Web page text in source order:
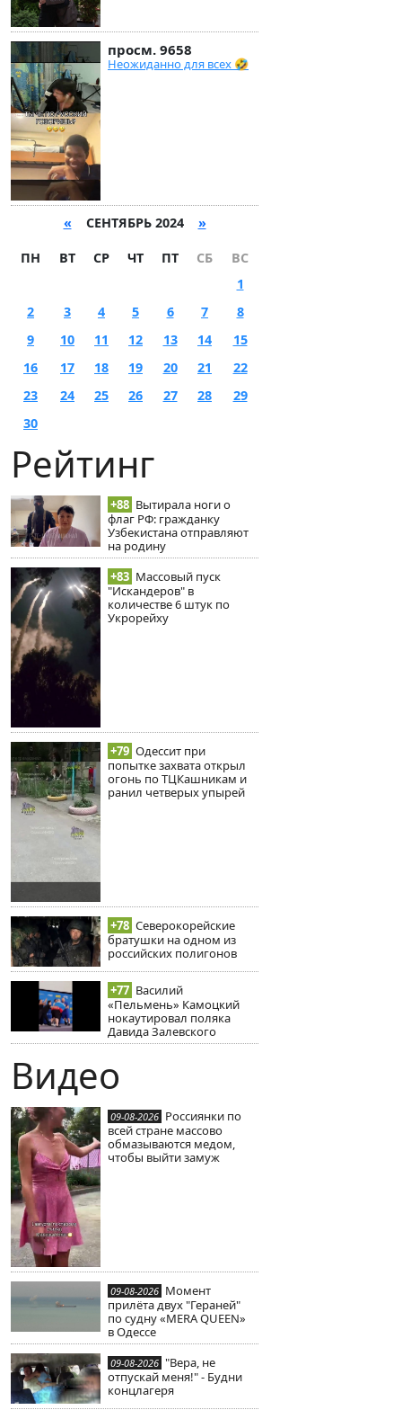
просм. 9658
Неожиданно для всех 🤣
« СЕНТЯБРЬ 2024 »
ПН ВТ СР ЧТ ПТ СБ
ВС
1
2
3 4 5 6 7
8
9
10 11 12 13 14
15
16
17 18 19 20 21
22
23
24 25 26 27 28
29
30
Рейтинг
+88 Вытирала ноги о
флаг РФ: гражданку
Узбекистана отправляют
на родину
+83 Массовый пуск
"Искандеров" в
количестве 6 штук по
Укрорейху
+79 Одессит при
попытке захвата открыл
огонь по ТЦКашникам и
ранил четверых упырей
+78 Северокорейские
братушки на одном из
российских полигонов
+77 Василий
«Пельмень» Камоцкий
нокаутировал поляка
Давида Залевского
Видео
09-08-2026 Россиянки по
всей стране массово
обмазываются медом,
чтобы выйти замуж
09-08-2026 Момент
прилёта двух "Гераней"
по судну «MERA QUEEN»
в Одессе
09-08-2026 "Вера, не
отпускай меня!" - Будни
концлагеря